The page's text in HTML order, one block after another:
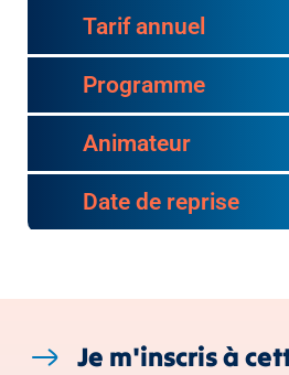
Tarif annuel
Programme
Animateur
Date de reprise
Je m'inscris à